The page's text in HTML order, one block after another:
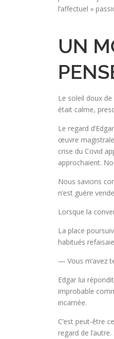
l’affectuel »
UN
Le soleil doux
était calme,
Le regard
œuvre
crise du Covid
approchaient.
Nous savions
n’est guère
Lorsque la
La place
habitués
— Vous m’avez
Edgar lui
improbable
incarnée.
C’est peut-être
regard de